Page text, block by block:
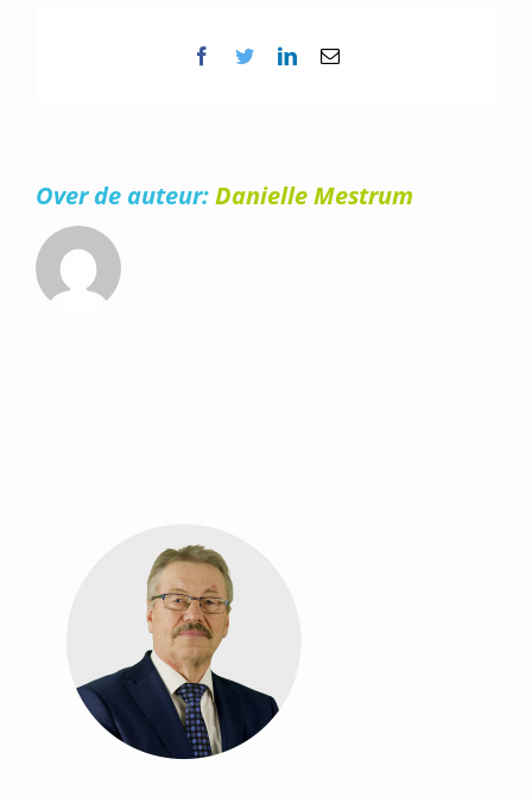
Facebook
TwitterLinkedIn
E-
Over de auteur:Danielle Mestrum